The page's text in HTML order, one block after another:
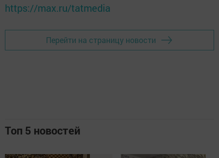
https://max.ru/tatmedia
Перейти на страницу новости
Топ 5 новостей